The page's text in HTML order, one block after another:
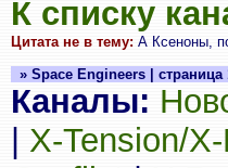
К списку
Цитата не в тему: А Ксеноны,
» Space Engineers | страница
Каналы:
X-Tension/